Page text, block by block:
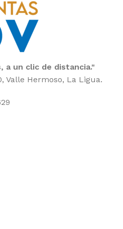
a un clic de distancia."
Valle Hermoso, La Ligua.